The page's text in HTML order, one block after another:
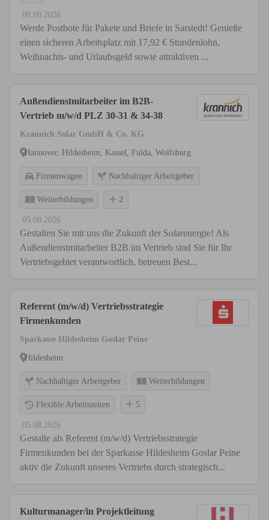
08.08.2026
Werde Postbote für Pakete und Briefe in Sarstedt! Genieße
einen sicheren Arbeitsplatz mit 17,92 € Stundenlohn,
Weihnachts- und Urlaubsgeld sowie attraktiven ...
Außendienstmitarbeiter im B2B-
Vertrieb m/w/d PLZ 30-31 & 34-38
Krannich Solar GmbH & Co. KG
Hannover, Hildesheim, Kassel, Fulda, Wolfsburg
Firmenwagen Nachhaltiger Arbeitgeber
Weiterbildungen 2
05.08.2026
Gestalten Sie mit uns die Zukunft der Solarenergie! Als
Außendienstmitarbeiter B2B im Vertrieb sind Sie für Ihr
Vertriebsgebiet verantwortlich, betreuen Best...
Referent (m/w/d) Vertriebsstrategie
Firmenkunden
Sparkasse Hildesheim Goslar Peine
Hildesheim
Nachhaltiger Arbeitgeber Weiterbildungen
Flexible Arbeitszeiten 5
05.08.2026
Gestalte als Referent (m/w/d) Vertriebsstrategie
Firmenkunden bei der Sparkasse Hildesheim Goslar Peine
aktiv die Zukunft unseres Vertriebs durch strategisch...
Kulturmanager/in Projektleitung